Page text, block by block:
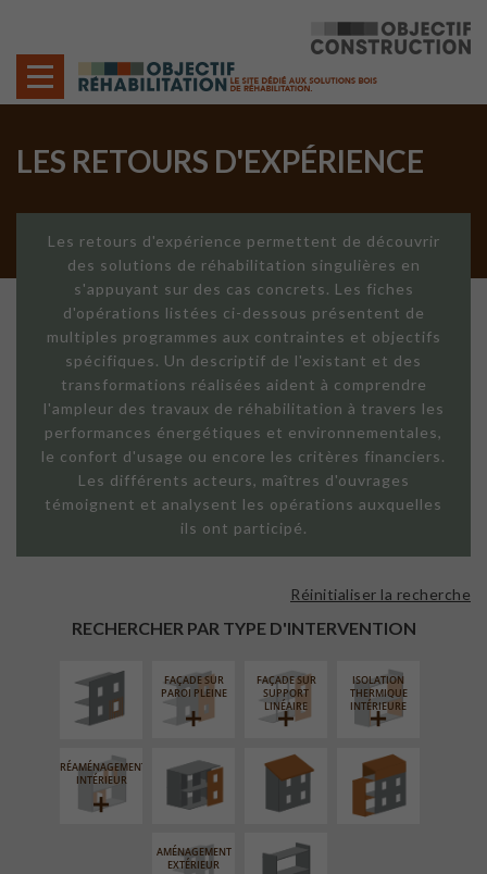
LES RETOURS D'EXPÉRIENCE
Les retours d'expérience permettent de découvrir
des solutions de réhabilitation singulières en
s'appuyant sur des cas concrets. Les fiches
d'opérations listées ci-dessous présentent de
multiples programmes aux contraintes et objectifs
spécifiques. Un descriptif de l'existant et des
transformations réalisées aident à comprendre
l'ampleur des travaux de réhabilitation à travers les
performances énergétiques et environnementales,
le confort d'usage ou encore les critères financiers.
Les différents acteurs, maîtres d'ouvrages
témoignent et analysent les opérations auxquelles
ils ont participé.
RECHERCHER PAR TYPE D'INTERVENTION
Réinitialiser la recherche
EXTÉRIEURE
FAÇADE SUR
PAROI PLEINE
FAÇADE SUR
SUPPORT
LINÉAIRE
ISOLATION
THERMIQUE
INTÉRIEURE
RÉAMÉNAGEMENT
INTÉRIEUR
FERMETURE
LOGGIAS
RÉFECTION DES
TOITURES
SURÉLÉVATION
EXTENSION
AMÉNAGEMENT
EXTÉRIEUR
PROCÉDÉ
PARTICULIER